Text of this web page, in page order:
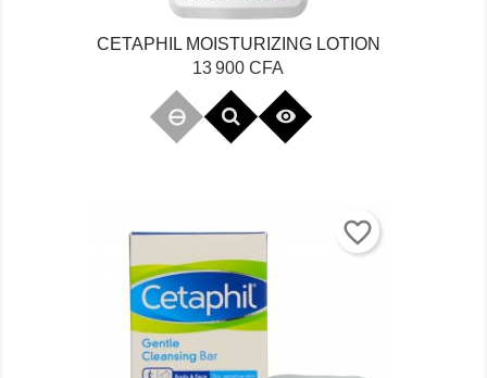
CETAPHIL MOISTURIZING LOTION
Prix
13 900 CFA

favorite_border